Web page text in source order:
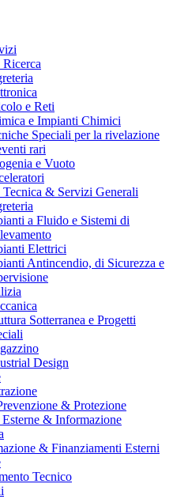
e Reti
e Impianti Chimici
Speciali per la rivelazione
rari
e Vuoto
& Servizi Generali
a Fluido e Sistemi di
Elettrici
Antincendio, di Sicurezza e
Sotterranea e Progetti
Design
& Protezione
& Informazione
& Finanziamenti Esterni
Tecnico